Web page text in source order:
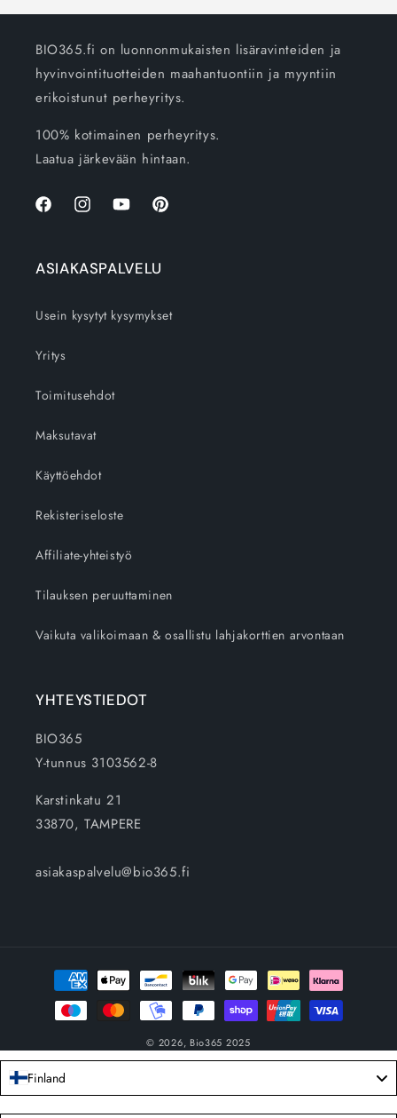
BIO365.fi on luonnonmukaisten lisäravinteiden ja
hyvinvointituotteiden maahantuontiin ja myyntiin
erikoistunut perheyritys.
100% kotimainen perheyritys.
Laatua järkevään hintaan.
FacebookInstagramYouTubePinterest
ASIAKASPALVELU
Usein kysytyt kysymykset
Yritys
Toimitusehdot
Maksutavat
Käyttöehdot
Rekisteriseloste
Affiliate-yhteistyö
Tilauksen peruuttaminen
Vaikuta valikoimaan & osallistu lahjakorttien arvontaan
YHTEYSTIEDOT
BIO365
Y-tunnus 3103562-8
Karstinkatu 21
33870, TAMPERE
asiakaspalvelu@bio365.fi
Maksutavat
© 2026, Bio365 2025
Finland